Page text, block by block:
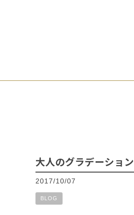
大人のグラデーション
2017/10/07
BLOG